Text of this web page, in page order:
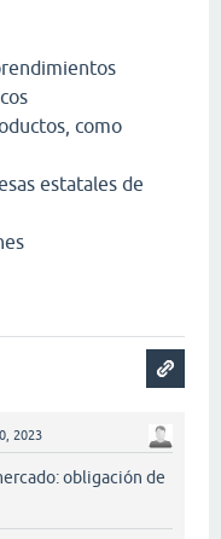
como
estatales de
2023
obligación de